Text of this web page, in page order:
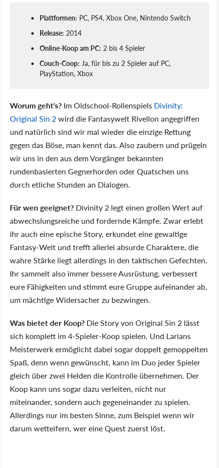
Plattformen: PC, PS4, Xbox One, Nintendo Switch
Release: 2014
Online-Koop am PC: 2 bis 4 Spieler
Couch-Coop: Ja, für bis zu 2 Spieler auf PC,
PlayStation, Xbox
Worum geht's? Im Oldschool-Rollenspiels Divinity:
Original Sin 2wird die Fantasywelt Rivellon angegriffen
und natürlich sind wir mal wieder die einzige Rettung
gegen das Böse, man kennt das. Also zaubern und prügeln
wir uns in den aus dem Vorgänger bekannten
rundenbasierten Gegnerhorden oder Quatschen uns
durch etliche Stunden an Dialogen.
Für wen geeignet? Divinity 2 legt einen großen Wert auf
abwechslungsreiche und fordernde Kämpfe. Zwar erlebt
ihr auch eine epische Story, erkundet eine gewaltige
Fantasy-Welt und trefft allerlei absurde Charaktere, die
wahre Stärke liegt allerdings in den taktischen Gefechten.
Ihr sammelt also immer bessere Ausrüstung, verbessert
eure Fähigkeiten und stimmt eure Gruppe aufeinander ab,
um mächtige Widersacher zu bezwingen.
Was bietet der Koop? Die Story von Original Sin 2 lässt
sich komplett im 4-Spieler-Koop spielen. Und Larians
Meisterwerk ermöglicht dabei sogar doppelt gemoppelten
Spaß, denn wenn gewünscht, kann im Duo jeder Spieler
gleich über zwei Helden die Kontrolle übernehmen. Der
Koop kann uns sogar dazu verleiten, nicht nur
miteinander, sondern auch gegeneinander zu spielen.
Allerdings nur im besten Sinne, zum Beispiel wenn wir
darum wetteifern, wer eine Quest zuerst löst.